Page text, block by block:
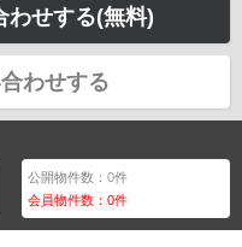
わせする(無料)
わせする
公開物件数：0件
会員物件数：0件